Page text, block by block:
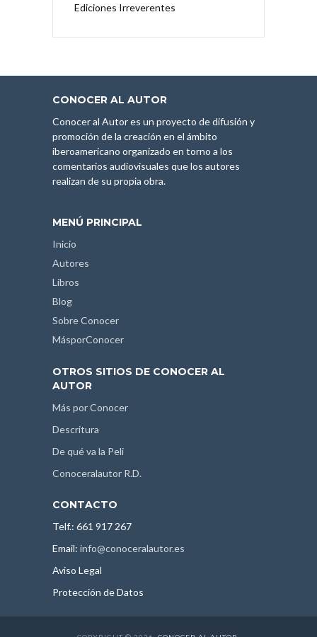
Ediciones Irreverentes
CONOCER AL AUTOR
Conocer al Autor es un proyecto de difusión y
promoción de la creación en el ámbito
iberoamericano organizado en torno a los
comentarios audiovisuales que los autores
realizan de su propia obra.
MENÚ PRINCIPAL
Inicio
Autores
Libros
Blog
Sobre Conocer
MásporConocer
OTROS SITIOS DE CONOCER AL
AUTOR
Más por Conocer
Descritura
De qué va la Peli
Conoceralautor R.D.
CONTACTO
Telf.: 661 917 267
Email: info@conoceralautor.es
Aviso Legal
Protección de Datos